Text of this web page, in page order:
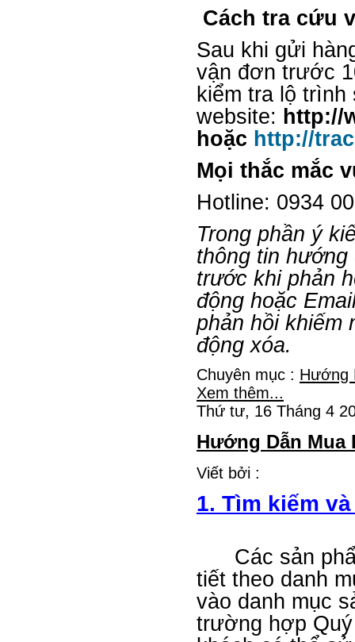
Cách tra cứu
Sau khi gửi
vận đơn trước
kiểm tra lộ
website: http://
hoặc http://
Mọi thắc mắc
Hotline: 0934
Trong phần ý
thông tin hướng
trước khi phản
động hoặc
phản hồi khiếm
động xóa.
Chuyên mục : Hướng
Xem thêm...
Thứ tư, 16 Tháng 4
Hướng Dẫn Mua
Viết bởi :
1. Tìm kiếm
Các sản
tiết theo danh
vào danh mục
trường hợp